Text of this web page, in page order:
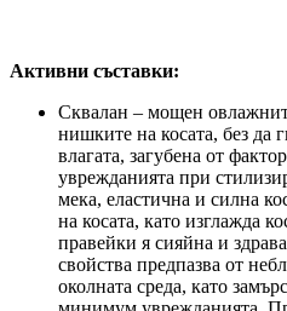
Активни съставки:
Сквалан – мощен
нишките на косата, без да
влагата, загубена от
уврежданията при
мека, еластична и силна
на косата, като изглажда
правейки я сияйна и
свойства предпазва от
околната среда, като